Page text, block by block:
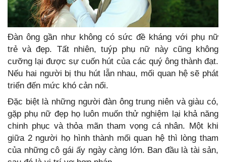
Đàn ông gần như không có sức đề kháng với phụ nữ
trẻ và đẹp. Tất nhiên, tuýp phụ nữ này cũng không
cưỡng lại được sự cuốn hút của các quý ông thành đạt.
Nếu hai người bị thu hút lẫn nhau, mối quan hệ sẽ phát
triển đến mức khó cản nổi.
Đặc biệt là những người đàn ông trung niên và giàu có,
gặp phụ nữ đẹp họ luôn muốn thử nghiệm lại khả năng
chinh phục và thỏa mãn tham vọng cá nhân. Một khi
giữa 2 người họ hình thành mối quan hệ thì lòng tham
của những cô gái ấy ngày càng lớn. Ban đầu là tài sản,